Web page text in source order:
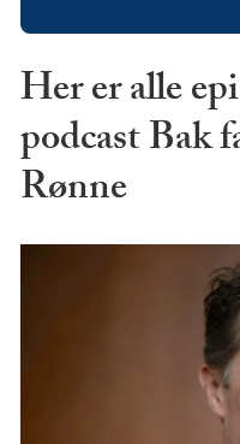
Her er alle
podcast Bak
Rønne